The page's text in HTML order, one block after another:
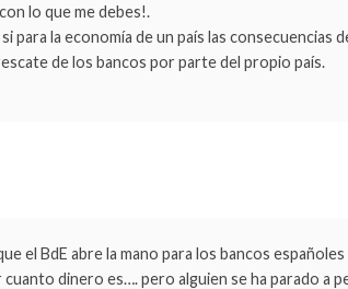
lo que me debes!.
para la economía de un país las consecuencias
de los bancos por parte del propio país.
el BdE abre la mano para los bancos
cuanto dinero es…. pero alguien se ha parado a